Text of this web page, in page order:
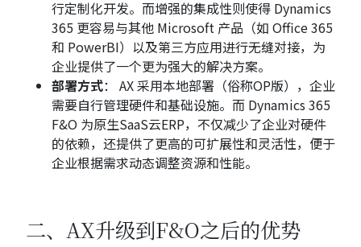
行定制化开发。而增强的集成性则使得 Dynamics
365 更容易与其他 Microsoft 产品（如 Office 365
和 PowerBI）以及第三方应用进行无缝对接，为
企业提供了一个更为强大的解决方案。
部署方式： AX 采用本地部署（俗称OP版），企业
需要自行管理硬件和基础设施。而 Dynamics 365
F&O 为原生SaaS云ERP，不仅减少了企业对硬件
的依赖，还提供了更高的可扩展性和灵活性，便于
企业根据需求动态调整资源和性能。
二、AX升级到F&O之后的优势